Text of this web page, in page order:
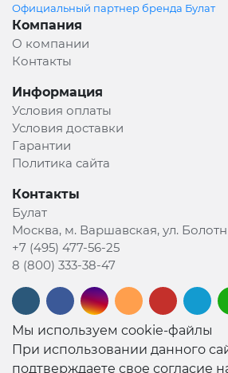
Официальный партнер бренда Булат
Компания
О компании
Контакты
Информация
Условия оплаты
Условия доставки
Гарантии
Политика сайта
Контакты
Булат
Москва, м. Варшавская, ул.
+7 (495) 477-56-25
8 (800) 333-38-47
Мы используем cookie-файлы
При использовании данного
подтверждаете свое согласие